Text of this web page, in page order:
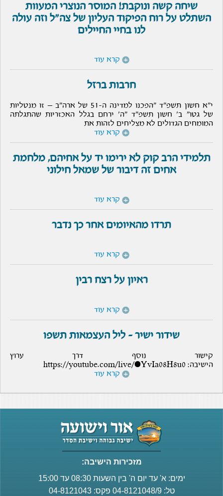
שיחה קשה ונוקבת! המוסר הנוצרי המעוות
השתלט על רוח הפיקוד העליון של צה"ל וזה עולה
לנו בחיי החיילים
קרא עוד
חרבות ברזל
י"א חשון תשפ"ד "הפכנו למדינה ה-51 של ארה"ב – זו מנטליות
של גטו" ב' חשון תשפ"ד "ה' ירחם בגלל האכזריות שהתגלתה
המומחים הגדולים לא מצליחים לזהות את
קרא עוד
תלמידי הרב קוק לא ירימו יד על אחיהם, מלחמת
אחים זה דיבור של שמאל חילוני
קרא עוד
תרדו מהאיומים אחר כך נדבר
קרא עוד
ראיון על רצח רבין
קרא עוד
שידור ישיר - ליל העצמאות תשפו
קישור נוסף דרך ערוץ
הישיבה: https://youtube.com/live/OYvIa08H8u0
קרא עוד
מזכירות הישיבה:
ימים: א' עד יום ה' בין השעות 08:30 עד 15:00
טל: 04-8121048/9 פקס: 04-8121043